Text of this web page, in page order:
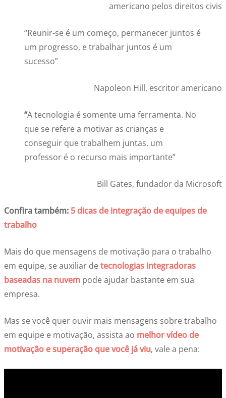
americano pelos direitos civis
“Reunir-se é um começo, permanecer juntos é
um progresso, e trabalhar juntos é um
sucesso”
Napoleon Hill, escritor americano
“A tecnologia é somente uma ferramenta. No
que se refere a motivar as crianças e
conseguir que trabalhem juntas, um
professor é o recurso mais importante”
Bill Gates, fundador da Microsoft
Confira também: 5 dicas de integração de equipes de
trabalho
Mais do que mensagens de motivação para o trabalho
em equipe, se auxiliar detecnologias integradoras
baseadas na nuvem pode ajudar bastante em sua
empresa.
Mas se você quer ouvir mais mensagens sobre trabalho
em equipe e motivação, assista ao melhor vídeo de
motivação e superação que você já viu, vale a pena: